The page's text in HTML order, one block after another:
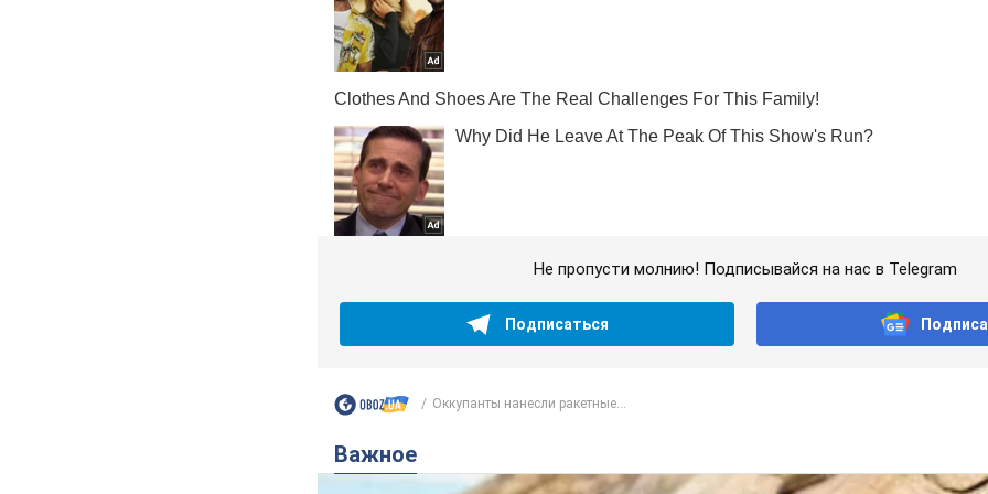
Не пропусти молнию! Подписывайся на нас в Telegram
Подписаться
Оккупанты нанесли ракетные...
Важное